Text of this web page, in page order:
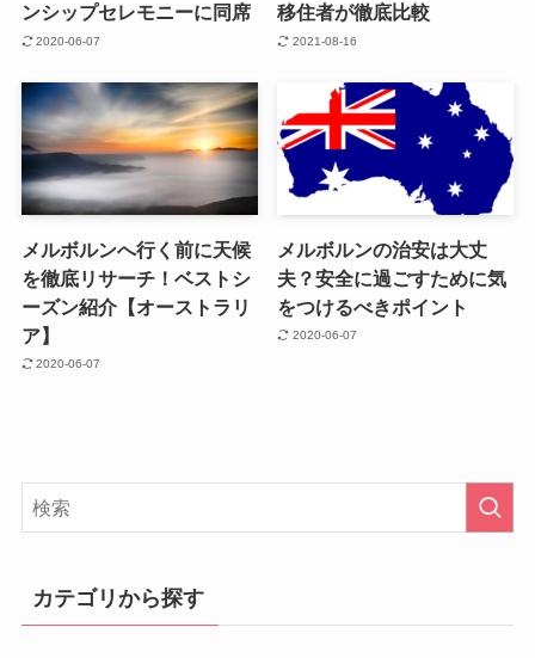
ンシップセレモニーに同席
2020-06-07
移住者が徹底比較
2021-08-16
メルボルンへ行く前に天候
を徹底リサーチ！ベストシ
ーズン紹介【オーストラリ
ア】
2020-06-07
メルボルンの治安は大丈
夫？安全に過ごすために気
をつけるべきポイント
2020-06-07
カテゴリから探す